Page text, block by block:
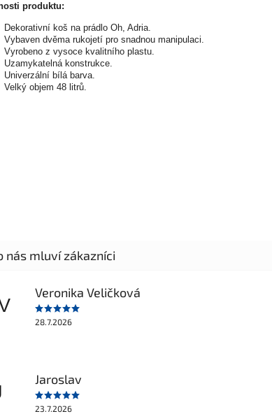
produktu:
Dekorativní koš na prádlo Oh, Adria.
Vybaven dvěma rukojetí pro snadnou manipulaci.
Vyrobeno z vysoce kvalitního plastu.
Uzamykatelná konstrukce.
Univerzální bílá barva.
Velký objem 48 litrů.
Veronika Veličková
28.7.2026
Jaroslav
23.7.2026